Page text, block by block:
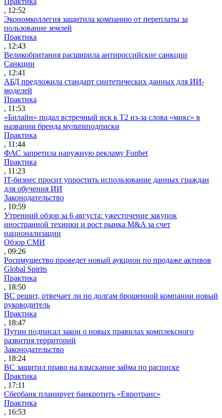
, 12:52
Экономколлегия защитила компанию от переплаты за
пользование землей
Практика
, 12:43
Великобритания расширила антироссийские санкции
Санкции
, 12:41
АБД предложила стандарт синтетических данных для ИИ-
моделей
Практика
, 11:53
«Билайн» подал встречный иск к Т2 из-за слова «микс» в
названии бренда мультиподписки
Практика
, 11:44
ФАС запретила наружную рекламу Fonbet
Практика
, 11:23
IT-бизнес просит упростить использование данных граждан
для обучения ИИ
Законодательство
, 10:59
Утренний обзор за 6 августа: ужесточение закупок
иностранной техники и рост рынка M&A за счет
национализации
Обзор СМИ
, 09:26
Росимущество проведет новый аукцион по продаже активов
Global Spirits
Практика
, 18:50
ВС решит, отвечает ли по долгам брошенной компании новый
руководитель
Практика
, 18:47
Путин подписал закон о новых правилах комплексного
развития территорий
Законодательство
, 18:24
ВС защитил право на взыскание займа по расписке
Практика
, 17:11
Сбербанк планирует банкротить «Евротранс»
Практика
, 16:53